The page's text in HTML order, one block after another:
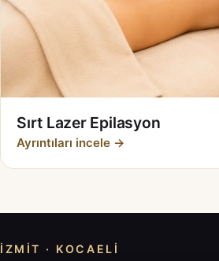
Sırt Lazer Epilasyon
Ayrıntıları incele →
İZMIT · KOCAELI